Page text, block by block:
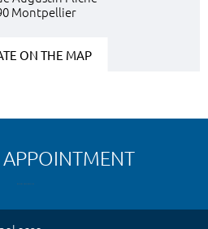
Montpellier
ON THE MAP